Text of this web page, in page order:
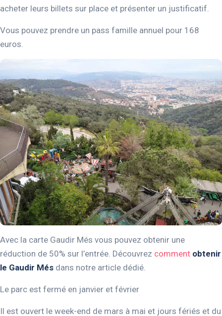
acheter leurs billets sur place et présenter un justificatif.
Vous pouvez prendre un pass famille annuel pour 168
euros.
Avec la carte Gaudir Més vous pouvez obtenir une
réduction de 50% sur l’entrée. Découvrez comment obtenir
le Gaudir Més dans notre article dédié.
Le parc est fermé en janvier et février
Il est ouvert le week-end de mars à mai et jours fériés et du